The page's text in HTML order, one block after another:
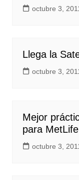
octubre 3,
Llega la
octubre 3,
Mejor
para
octubre 3,